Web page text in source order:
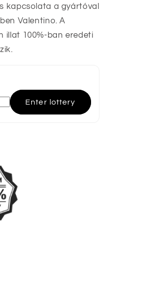
kapcsolata a gyártóval
Valentino. A
illat 100%-ban eredeti
Enter lottery